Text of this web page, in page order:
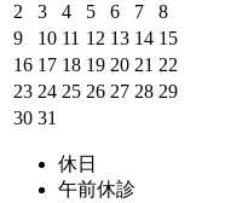
2
3 4 5 6 7
8
9
10 11 12 13 14 15
16 17 18 19 20 21 22
23 24 25 26 27 28 29
30 31
休日
午前休診